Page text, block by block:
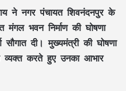
ने नगर पंचायतशिवनंदनपुरके
भवन निर्माण की घोषणा
सौगात दी। मुख्यमंत्री की घोषणा
व्यक्त करते हुए उनका आभार